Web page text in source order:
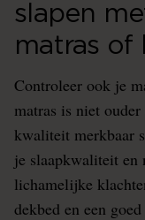
slapen
matras of
Controleer ook je
matras is niet
kwaliteit merkbaar
je slaapkwaliteit en
lichamelijke
dekbed en een